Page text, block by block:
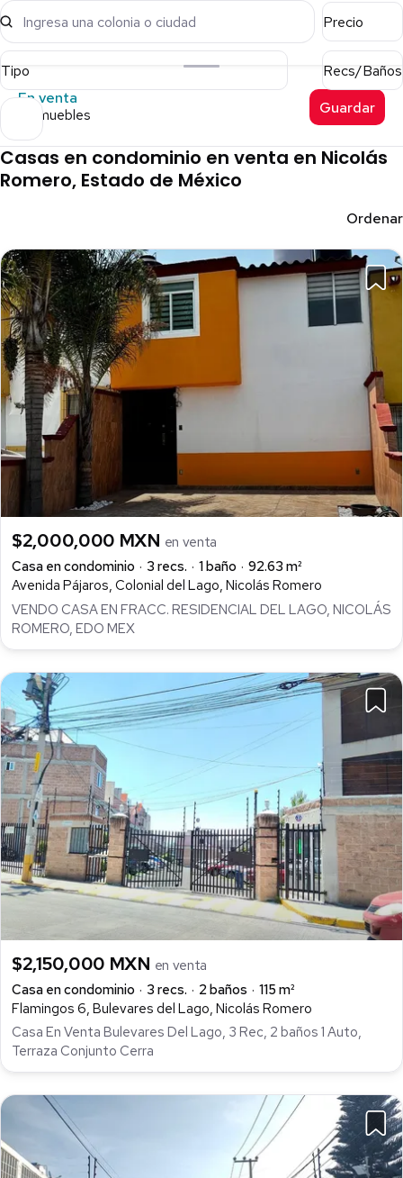
Ingresa una colonia o ciudad Precio
Tipo
Recs/Baños
En venta
11 inmuebles Guardar
Casas en condominio en venta en Nicolás
Romero, Estado de México
Ordenar
$2,000,000 MXN en venta
Casa en condominio
3 recs. 1 baño
92.63 m²
Avenida Pájaros, Colonial del Lago, Nicolás Romero
VENDO CASA EN FRACC. RESIDENCIAL DEL LAGO, NICOLÁS
ROMERO, EDO MEX
$2,150,000 MXN en venta
Casa en condominio
3 recs. 2 baños
115 m²
Flamingos 6, Bulevares del Lago, Nicolás Romero
Casa En Venta Bulevares Del Lago, 3 Rec, 2 baños 1 Auto,
Terraza Conjunto Cerra